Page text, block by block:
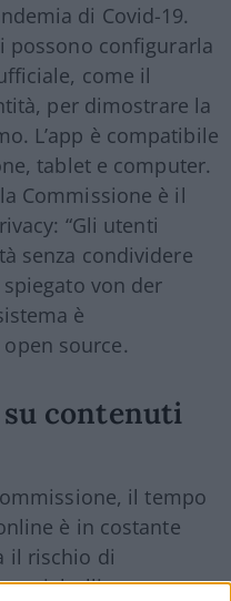
di Covid-19.
possono configurarla
come il
per dimostrare la
L’app è compatibile
tablet e computer.
Commissione è il
“Gli utenti
senza condividere
von der
è
source.
contenuti
il tempo
è in costante
il rischio di
bullismo e